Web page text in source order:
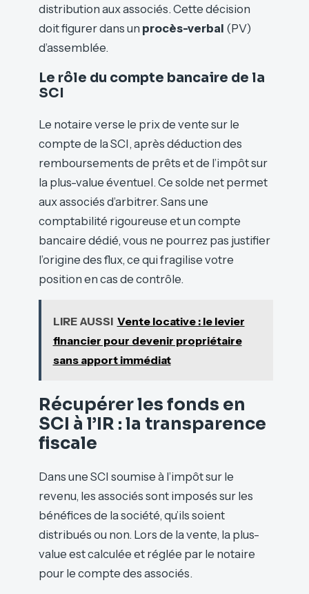
distribution aux associés. Cette décision
doit figurer dans un procès-verbal (PV)
d’assemblée.
Le rôle du compte bancaire de la
SCI
Le notaire verse le prix de vente sur le
compte de la SCI, après déduction des
remboursements de prêts et de l’impôt sur
la plus-value éventuel. Ce solde net permet
aux associés d’arbitrer. Sans une
comptabilité rigoureuse et un compte
bancaire dédié, vous ne pourrez pas justifier
l’origine des flux, ce qui fragilise votre
position en cas de contrôle.
LIRE AUSSI Vente locative : le levier
financier pour devenir propriétaire
sans apport immédiat
Récupérer les fonds en
SCI à l’IR : la transparence
fiscale
Dans une SCI soumise à l’impôt sur le
revenu, les associés sont imposés sur les
bénéfices de la société, qu’ils soient
distribués ou non. Lors de la vente, la plus-
value est calculée et réglée par le notaire
pour le compte des associés.